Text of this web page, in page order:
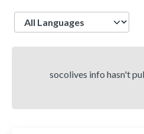
Language
socolives info hasn't